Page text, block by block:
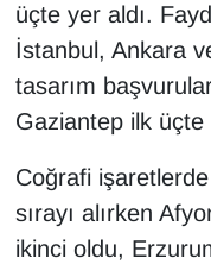
üçte yer aldı.
İstanbul, Ankara
tasarım
Gaziantep ilk üçte
Coğrafi
sırayı alırken
ikinci oldu,
Sinema - TV
SİYASET
SPOR
TEBRİK